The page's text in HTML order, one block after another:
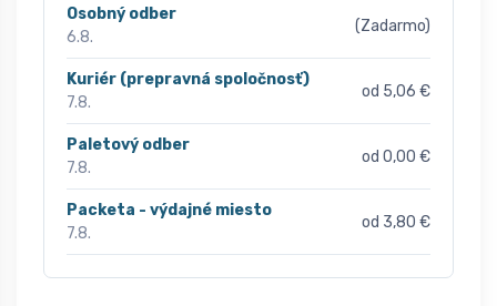
Osobný odber
6.8.
(Zadarmo)
Kuriér (prepravná spoločnosť)
7.8.
od 5,06 €
Paletový odber
7.8.
od 0,00 €
Packeta - výdajné miesto
7.8.
od 3,80 €